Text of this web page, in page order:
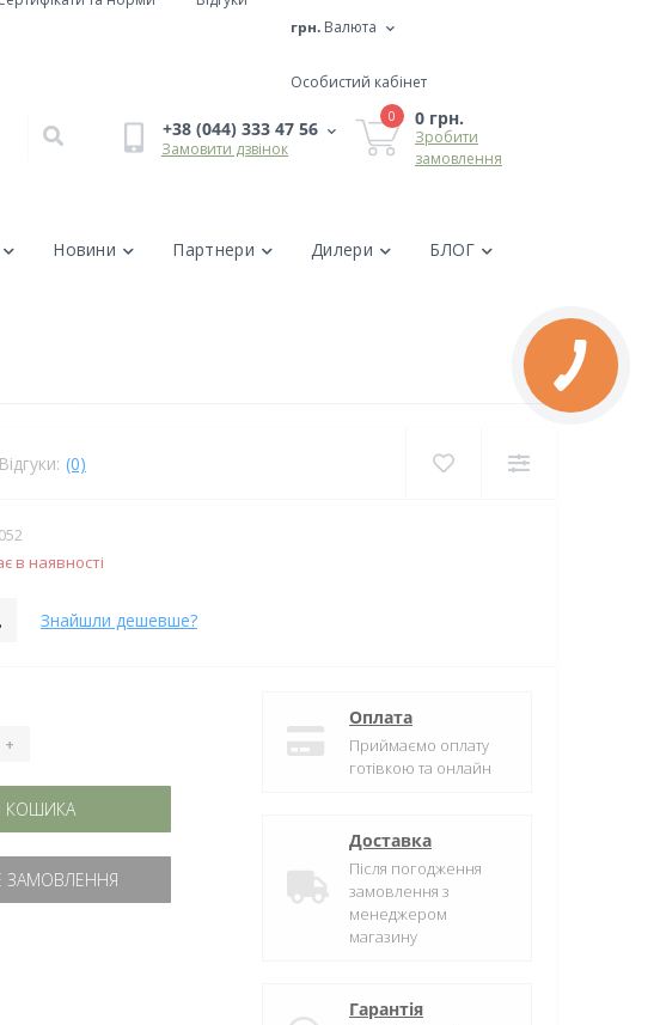
грн. Валюта
Особистий кабінет
+38 (044) 333 47 56
Замовити дзвінок
0 0 грн.
Зробити
замовлення
Новини Партнери Дилери БЛОГ
Відгуки: (0)
в наявності
Знайшли дешевше?
+
КОШИКА
ЗАМОВЛЕННЯ
Оплата
Приймаємо оплату
готівкою та онлайн
Доставка
Після погодження
замовлення з
менеджером
магазину
Гарантія